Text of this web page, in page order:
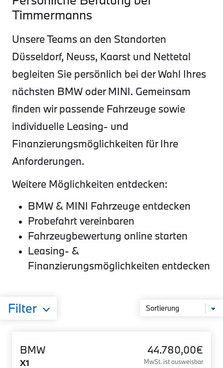
Timmermanns
Unsere Teams an den Standorten
Düsseldorf, Neuss, Kaarst und Nettetal
begleiten Sie persönlich bei der Wahl Ihres
nächsten BMW oder MINI. Gemeinsam
finden wir passende Fahrzeuge sowie
individuelle Leasing- und
Finanzierungsmöglichkeiten für Ihre
Anforderungen.
Weitere Möglichkeiten entdecken:
BMW & MINI Fahrzeuge entdecken
Probefahrt vereinbaren
Fahrzeugbewertung online starten
Leasing- &
Finanzierungsmöglichkeiten entdecken
Filter
BMW
X1
44.780,00€
MwSt. ist ausweisbar